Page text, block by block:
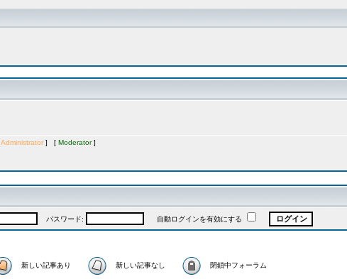
Administrator ] [ Moderator]
パスワード: 自動ログインを有効にする
新しい記事あり 新しい記事なし 閉鎖中フォーラム